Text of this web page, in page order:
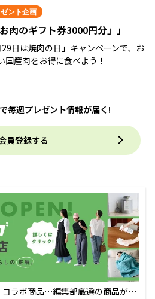
ント企画
お肉のギフト券3000円分」」
29日は焼肉の日」キャンペーンで、お
国産肉をお得に食べよう！
毎週プレゼント情報が届く!
員登録する
コラボ商品…編集部厳選の商品が買